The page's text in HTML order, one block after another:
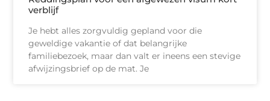
verblijf
Je hebt alles zorgvuldig gepland voor die
geweldige vakantie of dat belangrijke
familiebezoek, maar dan valt er ineens een stevige
afwijzingsbrief op de mat. Je